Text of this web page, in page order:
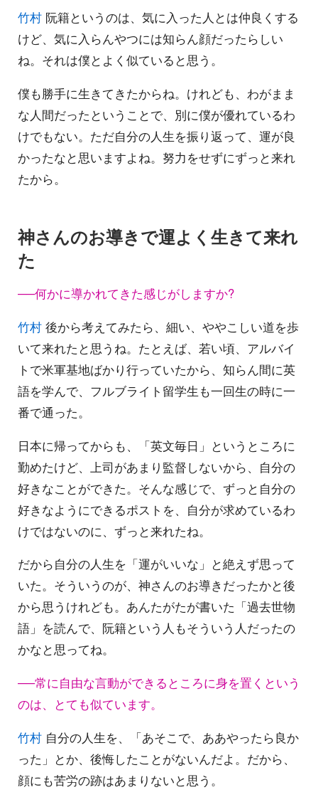
竹村 阮籍というのは、気に入った人とは仲良くする
けど、気に入らんやつには知らん顔だったらしい
ね。それは僕とよく似ていると思う。
僕も勝手に生きてきたからね。けれども、わがまま
な人間だったということで、別に僕が優れているわ
けでもない。ただ自分の人生を振り返って、運が良
かったなと思いますよね。努力をせずにずっと来れ
たから。
神さんのお導きで運よく生きて来れ
た
──何かに導かれてきた感じがしますか?
竹村 後から考えてみたら、細い、ややこしい道を歩
いて来れたと思うね。たとえば、若い頃、アルバイ
トで米軍基地ばかり行っていたから、知らん間に英
語を学んで、フルブライト留学生も一回生の時に一
番で通った。
日本に帰ってからも、「英文毎日」というところに
勤めたけど、上司があまり監督しないから、自分の
好きなことができた。そんな感じで、ずっと自分の
好きなようにできるポストを、自分が求めているわ
けではないのに、ずっと来れたね。
だから自分の人生を「運がいいな」と絶えず思って
いた。そういうのが、神さんのお導きだったかと後
から思うけれども。あんたがたが書いた「過去世物
語」を読んで、阮籍という人もそういう人だったの
かなと思ってね。
──常に自由な言動ができるところに身を置くという
のは、とても似ています。
竹村 自分の人生を、「あそこで、ああやったら良か
った」とか、後悔したことがないんだよ。だから、
顔にも苦労の跡はあまりないと思う。